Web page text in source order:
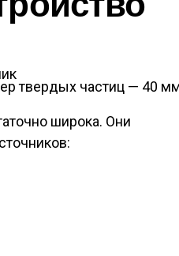
твердых частиц — 40
широка. Они